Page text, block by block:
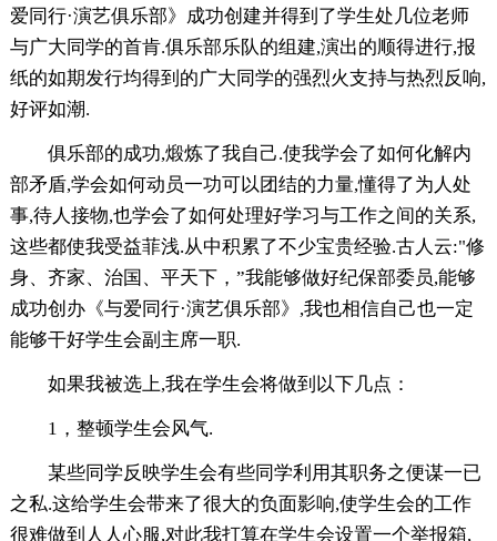
爱同行·演艺俱乐部》成功创建并得到了学生处几位老师
与广大同学的首肯.俱乐部乐队的组建,演出的顺得进行,报
纸的如期发行均得到的广大同学的强烈火支持与热烈反响,
好评如潮.
俱乐部的成功,煅炼了我自己.使我学会了如何化解内
部矛盾,学会如何动员一功可以团结的力量,懂得了为人处
事,待人接物,也学会了如何处理好学习与工作之间的关系,
这些都使我受益菲浅.从中积累了不少宝贵经验.古人云:"修
身、齐家、治国、平天下，”我能够做好纪保部委员,能够
成功创办《与爱同行·演艺俱乐部》,我也相信自己也一定
能够干好学生会副主席一职.
如果我被选上,我在学生会将做到以下几点：
1，整顿学生会风气.
某些同学反映学生会有些同学利用其职务之便谋一已
之私.这给学生会带来了很大的负面影响,使学生会的工作
很难做到人人心服,对此我打算在学生会设置一个举报箱,